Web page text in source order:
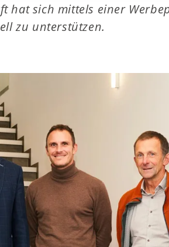
hat sich mittels einer
zu unterstützen.